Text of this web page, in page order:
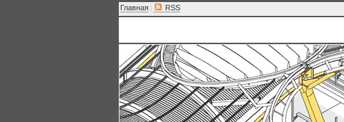
Главная | RSS